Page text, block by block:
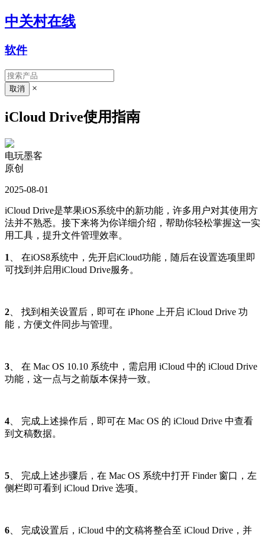
中关村在线
软件
×
iCloud Drive使用指南
电玩墨客
原创
2025-08-01
iCloud Drive是苹果iOS系统中的新功能，许多用户对其使用方
法并不熟悉。接下来将为你详细介绍，帮助你轻松掌握这一实
用工具，提升文件管理效率。
1
、 在iOS8系统中，先开启iCloud功能，随后在设置选项里即
可找到并启用iCloud Drive服务。
2 、 找到相关设置后，即可在 iPhone 上开启 iCloud Drive 功
能，方便文件同步与管理。
3 、 在 Mac OS 10.10 系统中，需启用 iCloud 中的 iCloud Drive
功能，这一点与之前版本保持一致。
4 、 完成上述操作后，即可在 Mac OS 的 iCloud Drive 中查看
到文稿数据。
5 、 完成上述步骤后，在 Mac OS 系统中打开 Finder 窗口，左
侧栏即可看到 iCloud Drive 选项。
6 、 完成设置后，iCloud 中的文稿将整合至 iCloud Drive，并